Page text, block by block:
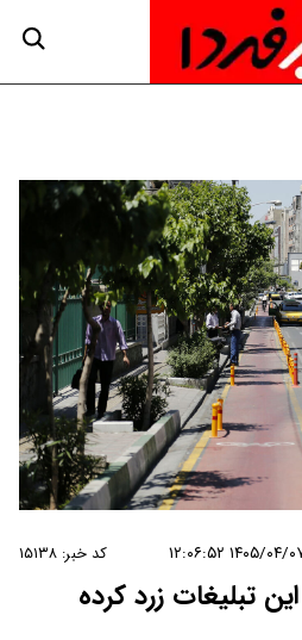
۰۴/۰۷ ۱۲:۰۶:۵۲ کد خبر: ۱۵۱۳۸
تبلیغات زرد کرده